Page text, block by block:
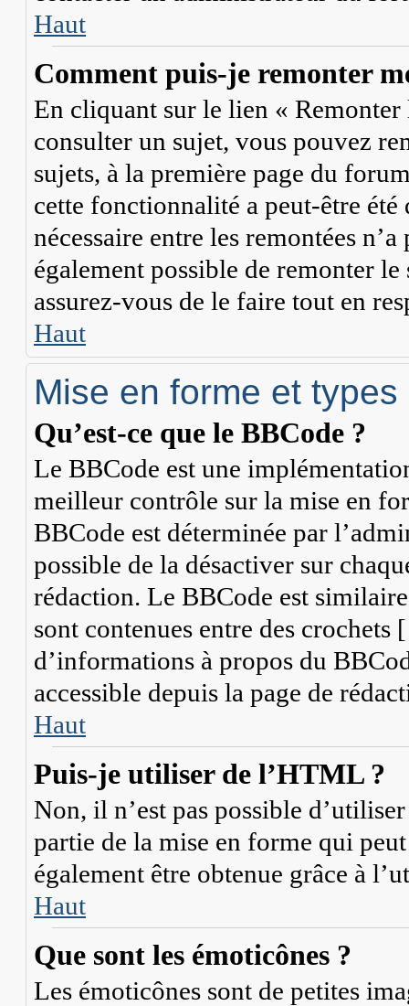
Haut
Comment puis-je remonter
En cliquant sur le lien « Remonter
consulter un sujet, vous pouvez
sujets, à la première page du
cette fonctionnalité a peut-être été
nécessaire entre les remontées
également possible de remonter
assurez-vous de le faire tout en
Haut
Mise en forme et
Qu’est-ce que le BBCode ?
Le BBCode est une
meilleur contrôle sur la mise en
BBCode est déterminée par
possible de la désactiver sur
rédaction. Le BBCode est
sont contenues entre des
d’informations à propos du
accessible depuis la page de
Haut
Puis-je utiliser de l’HTML ?
Non, il n’est pas possible
partie de la mise en forme qui
également être obtenue grâce à
Haut
Que sont les émoticônes ?
Les émoticônes sont de petites